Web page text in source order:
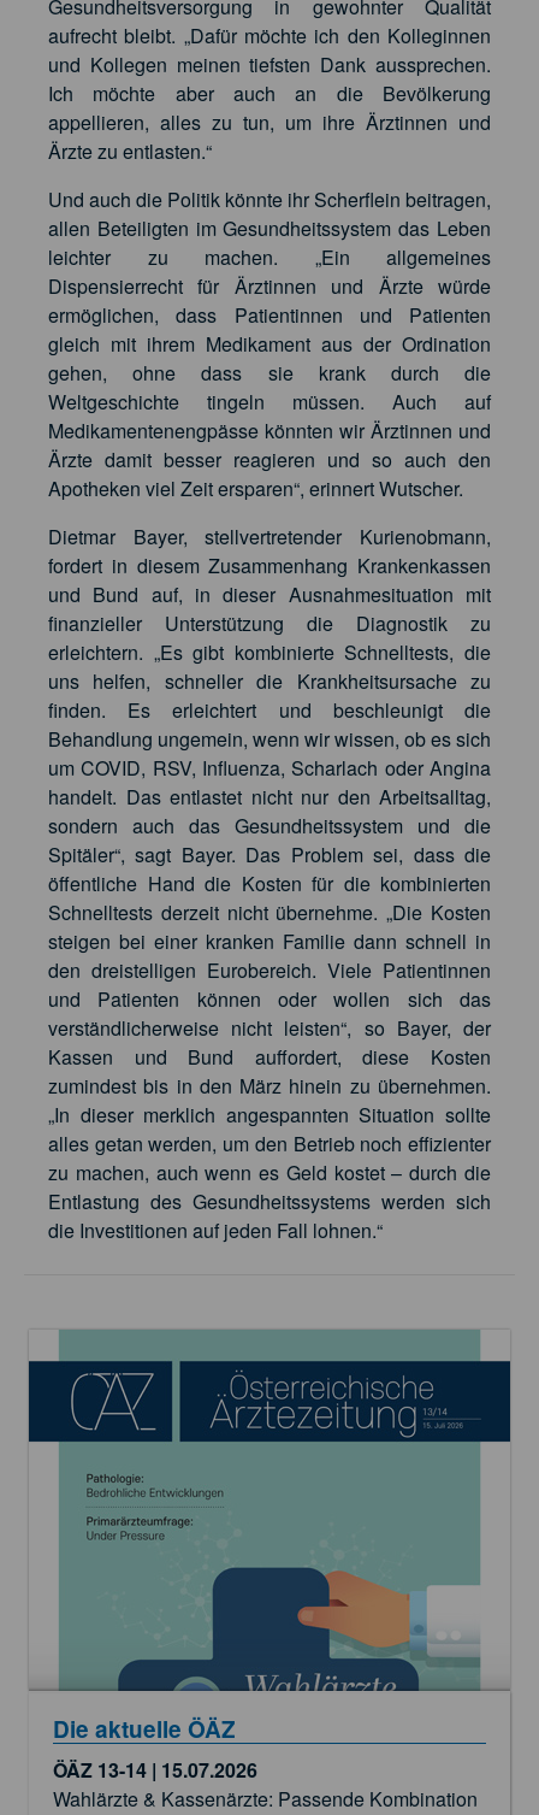
Gesundheitsversorgung in gewohnter Qualität
aufrecht bleibt. „Dafür möchte ich den Kolleginnen
und Kollegen meinen tiefsten Dank aussprechen.
Ich möchte aber auch an die Bevölkerung
appellieren, alles zu tun, um ihre Ärztinnen und
Ärzte zu entlasten.“
Und auch die Politik könnte ihr Scherflein beitragen,
allen Beteiligten im Gesundheitssystem das Leben
leichter zu machen. „Ein allgemeines
Dispensierrecht für Ärztinnen und Ärzte würde
ermöglichen, dass Patientinnen und Patienten
gleich mit ihrem Medikament aus der Ordination
gehen, ohne dass sie krank durch die
Weltgeschichte tingeln müssen. Auch auf
Medikamentenengpässe könnten wir Ärztinnen und
Ärzte damit besser reagieren und so auch den
Apotheken viel Zeit ersparen“, erinnert Wutscher.
Dietmar Bayer, stellvertretender Kurienobmann,
fordert in diesem Zusammenhang Krankenkassen
und Bund auf, in dieser Ausnahmesituation mit
finanzieller Unterstützung die Diagnostik zu
erleichtern. „Es gibt kombinierte Schnelltests, die
uns helfen, schneller die Krankheitsursache zu
finden. Es erleichtert und beschleunigt die
Behandlung ungemein, wenn wir wissen, ob es sich
um COVID, RSV, Influenza, Scharlach oder Angina
handelt. Das entlastet nicht nur den Arbeitsalltag,
sondern auch das Gesundheitssystem und die
Spitäler“, sagt Bayer. Das Problem sei, dass die
öffentliche Hand die Kosten für die kombinierten
Schnelltests derzeit nicht übernehme. „Die Kosten
steigen bei einer kranken Familie dann schnell in
den dreistelligen Eurobereich. Viele Patientinnen
und Patienten können oder wollen sich das
verständlicherweise nicht leisten“, so Bayer, der
Kassen und Bund auffordert, diese Kosten
zumindest bis in den März hinein zu übernehmen.
„In dieser merklich angespannten Situation sollte
alles getan werden, um den Betrieb noch effizienter
zu machen, auch wenn es Geld kostet – durch die
Entlastung des Gesundheitssystems werden sich
die Investitionen auf jeden Fall lohnen.“
Die aktuelle ÖÄZ
ÖÄZ 13-14 | 15.07.2026
Wahlärzte & Kassenärzte: Passende Kombination